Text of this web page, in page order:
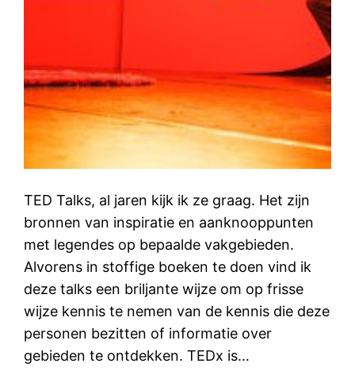
TED Talks, al jaren kijk ik ze graag. Het zijn
bronnen van inspiratie en aanknooppunten
met legendes op bepaalde vakgebieden.
Alvorens in stoffige boeken te doen vind ik
deze talks een briljante wijze om op frisse
wijze kennis te nemen van de kennis die deze
personen bezitten of informatie over
gebieden te ontdekken. TEDx is…